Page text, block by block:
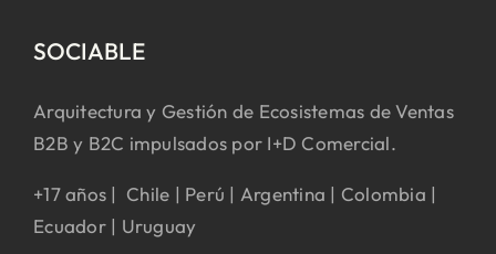
SOCIABLE
Arquitectura y Gestión de Ecosistemas de Ventas
B2B y B2C impulsados por I+D Comercial.
+17 años | Chile | Perú | Argentina | Colombia |
Ecuador | Uruguay